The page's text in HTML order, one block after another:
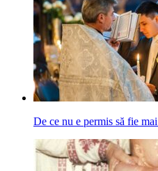
De ce nu e permis să fie